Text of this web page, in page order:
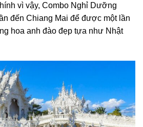
vì vậy, Combo Nghỉ Dưỡng
đến Chiang Mai để được một lần
hoa anh đào đẹp tựa như Nhật